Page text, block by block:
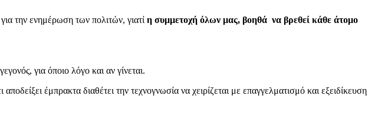
την ενημέρωση των πολιτών, γιατί η συμμετοχή όλων μας, βοηθά να βρεθεί κάθε άτομο
για όποιο λόγο και αν γίνεται.
έμπρακτα διαθέτει την τεχνογνωσία να χειρίζεται με επαγγελματισμό και εξειδίκευση